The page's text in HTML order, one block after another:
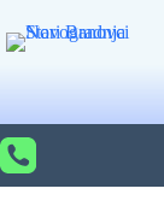
to
content